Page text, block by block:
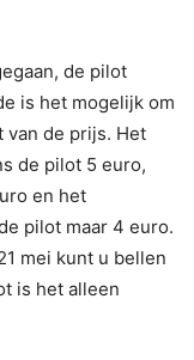
de pilot
is het mogelijk om
de prijs. Het
de pilot 5 euro,
en het
pilot maar 4 euro.
mei kunt u bellen
is het alleen